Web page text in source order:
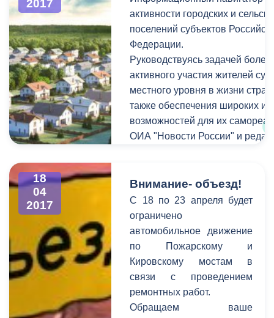
«Аллея Российской
Славы», советник
Российского военно-
исторического
общества Михаил
Сердюков, представители
республиканских и
городских ведомств,
общественных
ни одного серьезного
срыва подачи тепла. Две
небольшие аварии,
прошедшие за время
сезона, были оперативно
устранены в течение
суток.
2017
активности городских и
поселений субъектов
Федерации.
Руководствуясь задачей более
активного участия жителей
местного уровня в жизни
также обеспечения широких и
возможностей для их
ОИА "Новости России" и
навигатор деловой активности
и сельских поселений
"ПОСЕЛКИ РОССИИ - 2017"
- http://www.kremlinrus.ru/news/
18
04
2017
Внимание- объезд!
C 18 по 23 апреля будет
ограничено
автомобильное движение
по Пожарскому и
Кировскому мостам в
связи с проведением
ремонтных работ.
Обращаем ваше